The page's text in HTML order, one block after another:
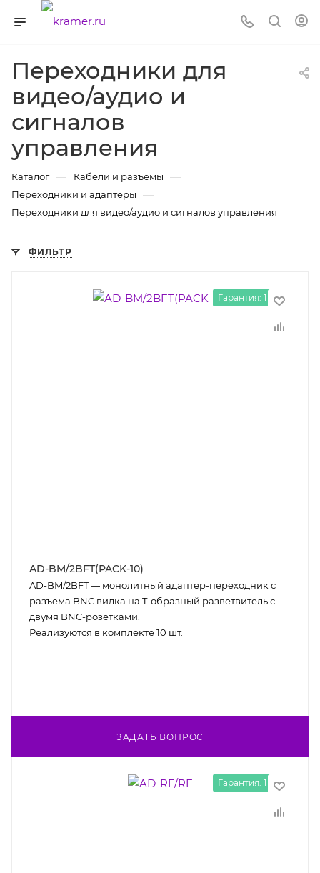
Переходники для
видео/аудио и
сигналов
управления
Каталог — Кабели и разъёмы —
Переходники и адаптеры —
Переходники для видео/аудио и сигналов управления
ФИЛЬТР
Гарантия: 1 год
AD-BM/2BFT(PACK-10)
AD-BM/2BFT — монолитный адаптер-переходник с
разъема BNC вилка на T-образный разветвитель с
двумя BNC-розетками.
Реализуются в комплекте 10 шт.
ЗАДАТЬ ВОПРОС
Гарантия: 1 год